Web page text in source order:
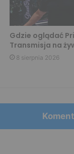
Gdzie oglądać
Transmisja na
8 sierpnia 2026